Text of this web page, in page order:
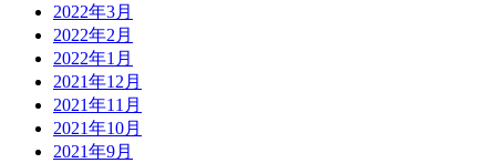
2022年3月
2022年2月
2022年1月
2021年12月
2021年11月
2021年10月
2021年9月